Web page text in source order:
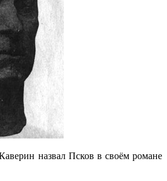
назвал Псков в своём романе